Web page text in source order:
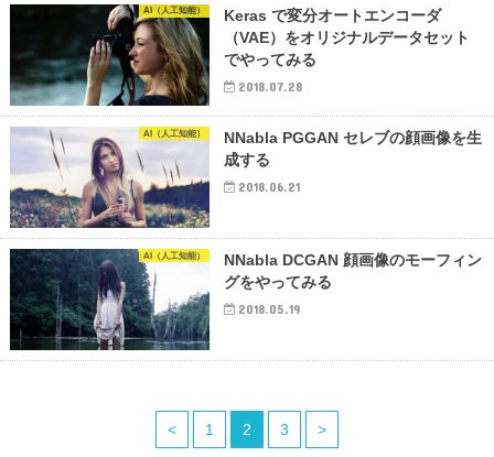
AI（人工知能）
Keras で変分オートエンコーダ
（VAE）をオリジナルデータセット
でやってみる
2018.07.28
AI（人工知能）
NNabla PGGAN セレブの顔画像を生
成する
2018.06.21
AI（人工知能）
NNabla DCGAN 顔画像のモーフィン
グをやってみる
2018.05.19
< 1 2 3 >